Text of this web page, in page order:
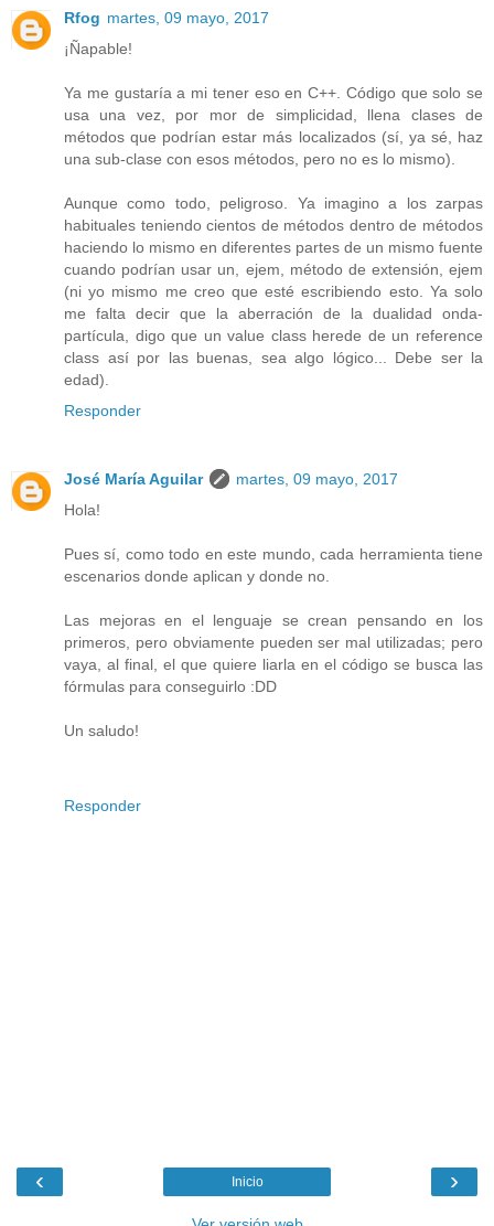
Rfog martes, 09 mayo, 2017
¡Ñapable!
Ya me gustaría a mi tener eso en C++. Código que solo se
usa una vez, por mor de simplicidad, llena clases de
métodos que podrían estar más localizados (sí, ya sé, haz
una sub-clase con esos métodos, pero no es lo mismo).
Aunque como todo, peligroso. Ya imagino a los zarpas
habituales teniendo cientos de métodos dentro de métodos
haciendo lo mismo en diferentes partes de un mismo fuente
cuando podrían usar un, ejem, método de extensión, ejem
(ni yo mismo me creo que esté escribiendo esto. Ya solo
me falta decir que la aberración de la dualidad onda-
partícula, digo que un value class herede de un reference
class así por las buenas, sea algo lógico... Debe ser la
edad).
Responder
José María Aguilar
martes, 09 mayo, 2017
Hola!
Pues sí, como todo en este mundo, cada herramienta tiene
escenarios donde aplican y donde no.
Las mejoras en el lenguaje se crean pensando en los
primeros, pero obviamente pueden ser mal utilizadas; pero
vaya, al final, el que quiere liarla en el código se busca las
fórmulas para conseguirlo :DD
Un saludo!
Responder
‹ ›
Inicio